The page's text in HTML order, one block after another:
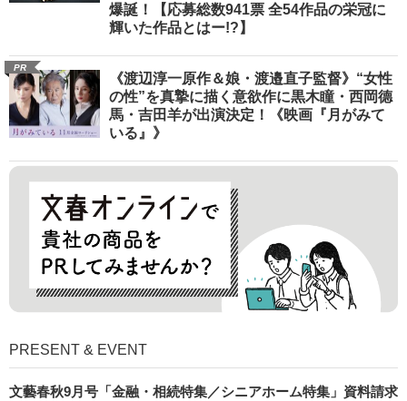
爆誕！【応募総数941票 全54作品の栄冠に
輝いた作品とはー!?】
PR
《渡辺淳一原作＆娘・渡邉直子監督》“女性
の性”を真摯に描く意欲作に黒木瞳・西岡德
馬・吉田羊が出演決定！《映画『月がみて
いる』》
PRESENT & EVENT
文藝春秋9月号「金融・相続特集／シニアホーム特集」資料請求